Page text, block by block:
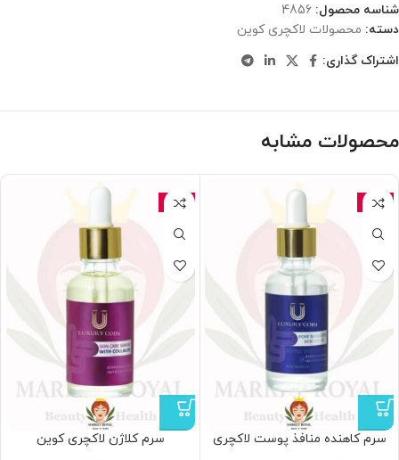
شناسه محصول: 4856
دسته: محصولات لاکچری کوین
اشتراک گذاری:
محصولات مشابه
-15%
سرم کاهنده منافذ پوست لاکچری
-15%
سرم کلاژن لاکچری کوین